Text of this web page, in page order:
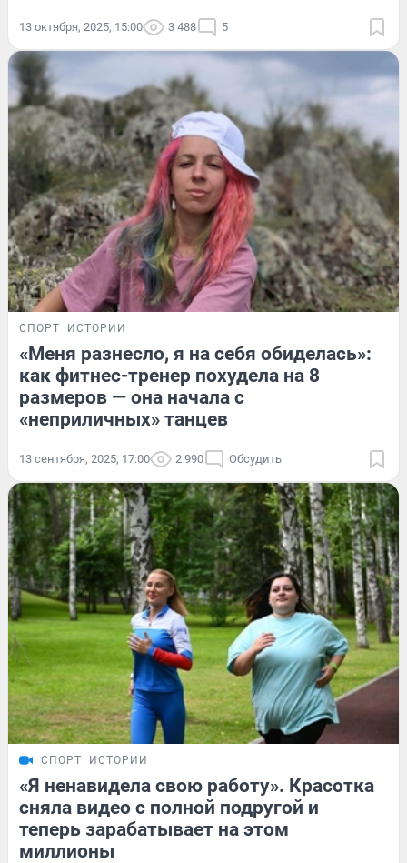
13 октября, 2025, 15:00 3 488 5
СПОРТ ИСТОРИИ
«Меня разнесло, я на себя обиделась»:
как фитнес-тренер похудела на 8
размеров — она начала с
«неприличных» танцев
13 сентября, 2025, 17:00 2 990 Обсудить
СПОРТ ИСТОРИИ
«Я ненавидела свою работу». Красотка
сняла видео с полной подругой и
теперь зарабатывает на этом
миллионы